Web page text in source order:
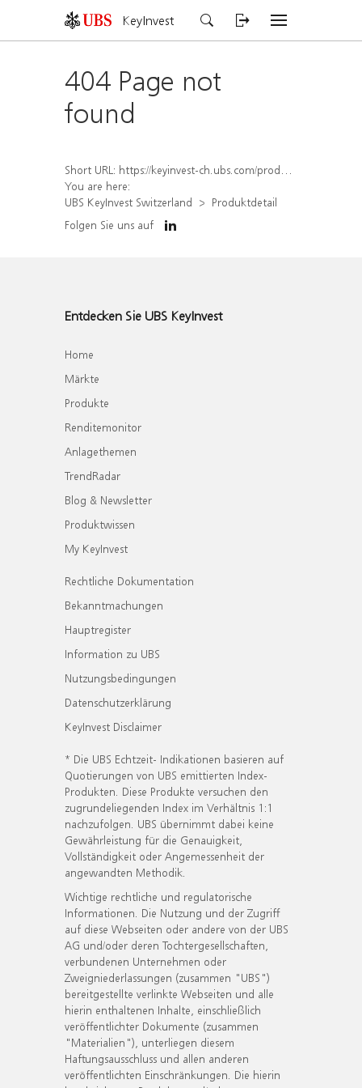
KeyInvest
404 Page not
found
Short URL: https://keyinvest-ch.ubs.com/produkt/detail/index/isin/CH1554890744
You are here:
UBS KeyInvest Switzerland
Produktdetail
Folgen Sie uns auf
Entdecken Sie UBS KeyInvest
Home
Märkte
Produkte
Renditemonitor
Anlagethemen
TrendRadar
Blog & Newsletter
Produktwissen
My KeyInvest
Rechtliche Dokumentation
Bekanntmachungen
Hauptregister
Information zu UBS
Nutzungsbedingungen
Datenschutzerklärung
KeyInvest Disclaimer
* Die UBS Echtzeit- Indikationen basieren auf
Quotierungen von UBS emittierten Index-
Produkten. Diese Produkte versuchen den
zugrundeliegenden Index im Verhältnis 1:1
nachzufolgen. UBS übernimmt dabei keine
Gewährleistung für die Genauigkeit,
Vollständigkeit oder Angemessenheit der
angewandten Methodik.
Wichtige rechtliche und regulatorische
Informationen. Die Nutzung und der Zugriff
auf diese Webseiten oder andere von der UBS
AG und/oder deren Tochtergesellschaften,
verbundenen Unternehmen oder
Zweigniederlassungen (zusammen "UBS")
bereitgestellte verlinkte Webseiten und alle
hierin enthaltenen Inhalte, einschließlich
veröffentlichter Dokumente (zusammen
"Materialien"), unterliegen diesem
Haftungsausschluss und allen anderen
veröffentlichten Einschränkungen. Die hierin